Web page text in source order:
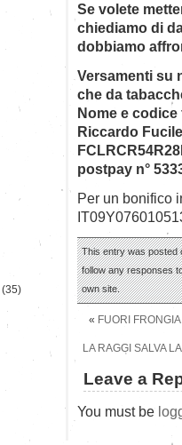
Se volete
chiediamo di
dobbiamo
Versamenti su
che da
Nome e
Riccardo Fucile
postpay n°
Per un bonifico
This entry was posted
follow any responses
own site.
« FUORI
LA RAGGI SALVA
Leave a
You must be
(35)